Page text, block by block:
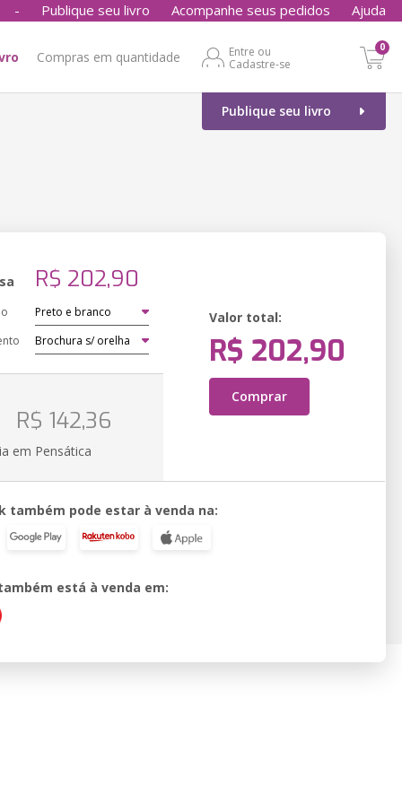
- Publique seu livro Acompanhe seus pedidos Ajuda
Compras em quantidade
Entre ou
Cadastre-se
0
Publique seu livro
R$ 202,90
Valor total:
R$ 202,90
Comprar
R$ 142,36
em Pensática
também pode estar à venda na:
está à venda em: